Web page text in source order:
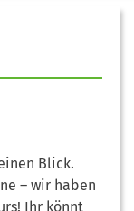
Blick.
– wir haben
Ihr könnt